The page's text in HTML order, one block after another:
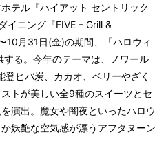
テル『ハイアット セントリック
イニング『FIVE – Grill &
月31日(金)の期間、「ハロウィ
る。今年のテーマは、ノワール
ヒバ炭、カカオ、ベリーやざく
トが美しい全9種のスイーツとセ
演出。魔女や闇夜といったハロウ
妖艶な空気感が漂うアフタヌーン